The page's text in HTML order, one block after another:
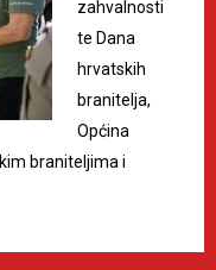
zahvalnosti
te Dana
hrvatskih
branitelja,
Općina
braniteljima i